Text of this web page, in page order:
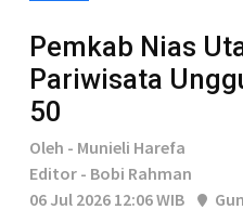
Pemkab Nias
Pariwisata
50
Oleh - Munieli Harefa
Editor - Bobi Rahman
06 Jul 2026 12:06 WIB